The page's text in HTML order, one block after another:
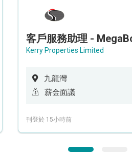
客戶服務助理 -
Kerry Properties Limited
九龍灣
薪金面議
刊登於 15小時前